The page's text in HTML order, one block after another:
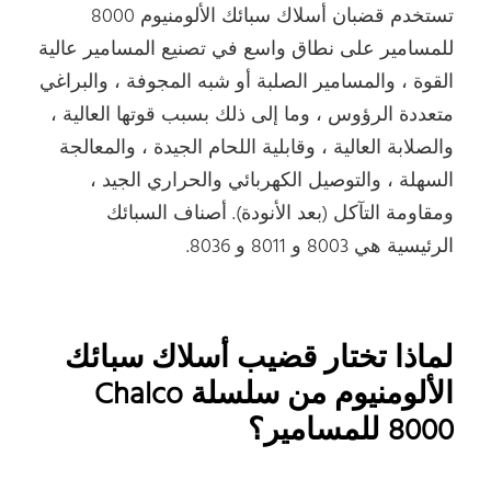
تستخدم قضبان أسلاك سبائك الألومنيوم 8000
للمسامير على نطاق واسع في تصنيع المسامير عالية
القوة ، والمسامير الصلبة أو شبه المجوفة ، والبراغي
متعددة الرؤوس ، وما إلى ذلك بسبب قوتها العالية ،
والصلابة العالية ، وقابلية اللحام الجيدة ، والمعالجة
السهلة ، والتوصيل الكهربائي والحراري الجيد ،
ومقاومة التآكل (بعد الأنودة). أصناف السبائك
الرئيسية هي 8003 و 8011 و 8036.
لماذا تختار قضيب أسلاك سبائك
الألومنيوم من سلسلة Chalco
8000 للمسامير؟